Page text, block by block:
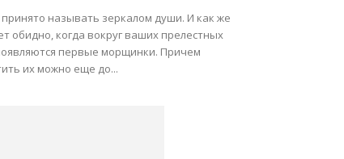
принято называть зеркалом души. И как же
обидно, когда вокруг ваших прелестных
первые морщинки. Причем
их можно еще до...